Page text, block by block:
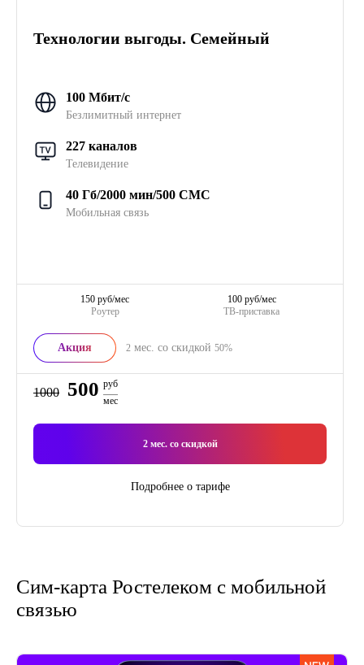
Технологии выгоды. Семейный
100 Мбит/с
Безлимитный интернет
227 каналов
Телевидение
40 Гб/2000 мин/500 СМС
Мобильная связь
Роутер
150 руб/мес
ТВ-приставка
100 руб/мес
Акция 2 мес. со скидкой 50%
1000 500 руб
мес
2мес. со скидкой
Подробнее о тарифе
Сим-карта Ростелеком с мобильной
связью